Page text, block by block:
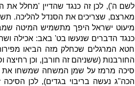
לשם ה'), לכן זה כנגד שהדיין 'מחלל את
מארצם, שצריכים את הסנדל להליכה.
מיעוט ישראל היפך מתשמיש המיטה
כנגד הדברים שנעשו בט' באב:אכילה
חטא המרגלים שכחלק מזה הביאו
החורבנות(ששניהם זה חורבן, וכן רחיצה
סיכה מרמז על שמן המשחה שמשחו את
הכה"ג נעשה בריבוי בגדים), לכן הסיכה